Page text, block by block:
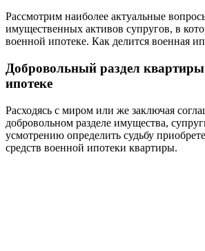
Рассмотрим наиболее актуальные
имущественных активов супругов, в
военной ипотеке. Как делится военная
Добровольный раздел
ипотеке
Расходясь с миром или же заключая
добровольном разделе имущества,
усмотрению определить судьбу
средств военной ипотеки квартиры.